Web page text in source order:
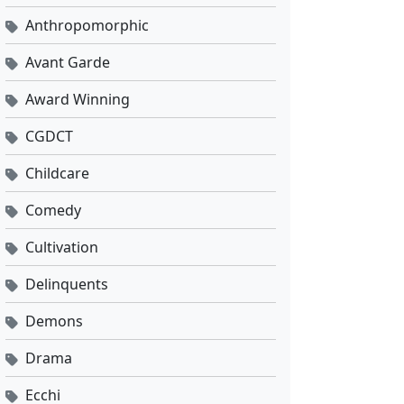
Anthropomorphic
Avant Garde
Award Winning
CGDCT
Childcare
Comedy
Cultivation
Delinquents
Demons
Drama
Ecchi